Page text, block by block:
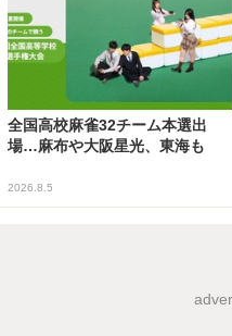
全国高校麻雀32チーム本選出
場…麻布や大阪星光、東海も
2026.8.5